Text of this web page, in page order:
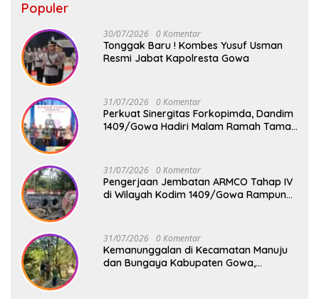
Populer
30/07/2026 0 Komentar
Tonggak Baru ! Kombes Yusuf Usman
Resmi Jabat Kapolresta Gowa
31/07/2026 0 Komentar
Perkuat Sinergitas Forkopimda, Dandim
1409/Gowa Hadiri Malam Ramah Tamah
31/07/2026 0 Komentar
Pengerjaan Jembatan ARMCO Tahap IV
di Wilayah Kodim 1409/Gowa Rampung
31/07/2026 0 Komentar
Kemanunggalan di Kecamatan Manuju
dan Bungaya Kabupaten Gowa,